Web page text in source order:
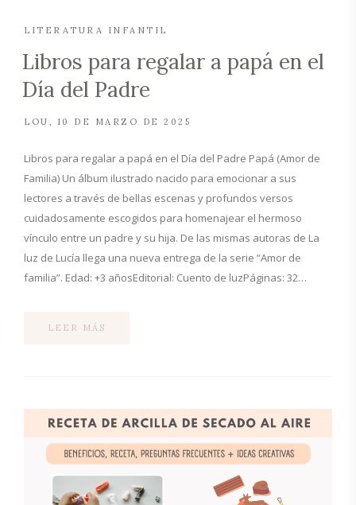
LITERATURA INFANTIL
Libros para regalar a papá en el
Día del Padre
LOU 10 DE MARZO DE 2025
Libros para regalar a papá en el Día del Padre Papá (Amor de
Familia) Un álbum ilustrado nacido para emocionar a sus
lectores a través de bellas escenas y profundos versos
cuidadosamente escogidos para homenajear el hermoso
vínculo entre un padre y su hija. De las mismas autoras de La
luz de Lucía llega una nueva entrega de la serie “Amor de
familia”. Edad: +3 añosEditorial: Cuento de luzPáginas: 32…
LEER MÁS